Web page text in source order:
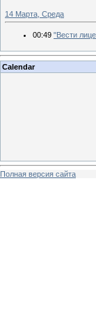
14 Марта, Среда
00:49 "Вести
Calendar
Полная версия сайта